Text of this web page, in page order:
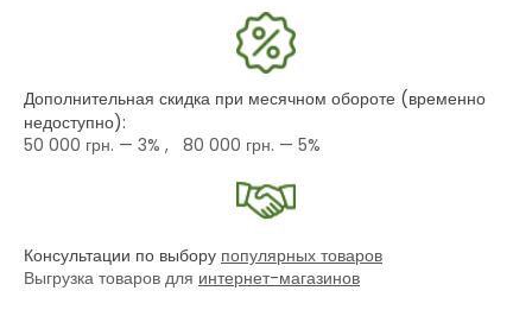
Дополнительная скидка при месячном обороте (временно
недоступно):
50 000 грн. — 3% , 80 000 грн. — 5%
Консультации по выбору популярных товаров
Выгрузка товаров для интернет-магазинов